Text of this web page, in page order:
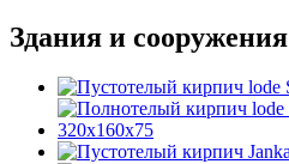
Здания и сооружения